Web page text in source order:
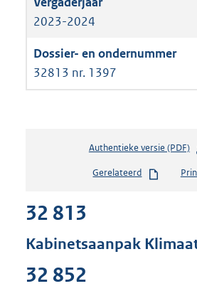
2023-2024
32813 nr. 1397
Authentieke versie (PDF)b
s
s
Gerelateerd
32 813
Kabinetsaanpak
32 852